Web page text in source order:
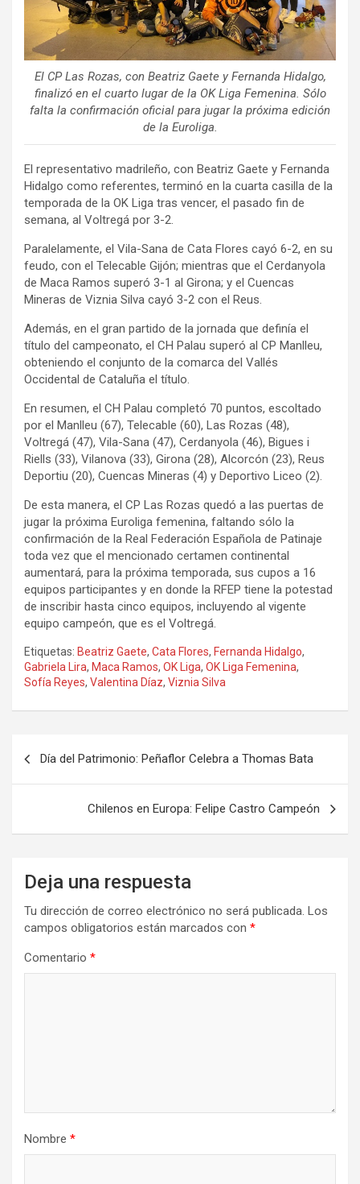
El CP Las Rozas, con Beatriz Gaete y Fernanda Hidalgo,
finalizó en el cuarto lugar de la OK Liga Femenina. Sólo
falta la confirmación oficial para jugar la próxima edición
de la Euroliga.
El representativo madrileño, con Beatriz Gaete y Fernanda
Hidalgo como referentes, terminó en la cuarta casilla de la
temporada de la OK Liga tras vencer, el pasado fin de
semana, al Voltregá por 3-2.
Paralelamente, el Vila-Sana de Cata Flores cayó 6-2, en su
feudo, con el Telecable Gijón; mientras que el Cerdanyola
de Maca Ramos superó 3-1 al Girona; y el Cuencas
Mineras de Viznia Silva cayó 3-2 con el Reus.
Además, en el gran partido de la jornada que definía el
título del campeonato, el CH Palau superó al CP Manlleu,
obteniendo el conjunto de la comarca del Vallés
Occidental de Cataluña el título.
En resumen, el CH Palau completó 70 puntos, escoltado
por el Manlleu (67), Telecable (60), Las Rozas (48),
Voltregá (47), Vila-Sana (47), Cerdanyola (46), Bigues i
Riells (33), Vilanova (33), Girona (28), Alcorcón (23), Reus
Deportiu (20), Cuencas Mineras (4) y Deportivo Liceo (2).
De esta manera, el CP Las Rozas quedó a las puertas de
jugar la próxima Euroliga femenina, faltando sólo la
confirmación de la Real Federación Española de Patinaje
toda vez que el mencionado certamen continental
aumentará, para la próxima temporada, sus cupos a 16
equipos participantes y en donde la RFEP tiene la potestad
de inscribir hasta cinco equipos, incluyendo al vigente
equipo campeón, que es el Voltregá.
Etiquetas: Beatriz Gaete, Cata Flores, Fernanda Hidalgo,
Gabriela Lira, Maca Ramos, OK Liga, OK Liga Femenina,
Sofía Reyes, Valentina Díaz, Viznia Silva
entradas
Día del Patrimonio: Peñaflor Celebra a Thomas Bata
Chilenos en Europa: Felipe Castro Campeón
Deja una respuesta
Tu dirección de correo electrónico no será publicada. Los
campos obligatorios están marcados con *
Comentario *
Nombre *